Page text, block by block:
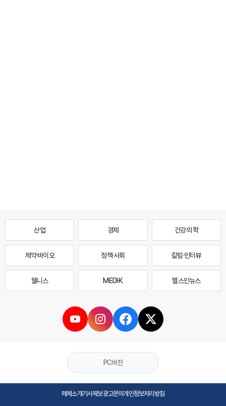
산업 경제 건강·의학
제약·바이오 정책·사회 칼럼·인터뷰
웰니스 MEDI·K 헬스인뉴스
PC버전
매체소개기사제보광고문의개인정보처리방침